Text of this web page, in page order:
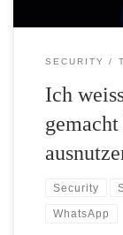
SECURITY
Ich
Security
WhatsApp